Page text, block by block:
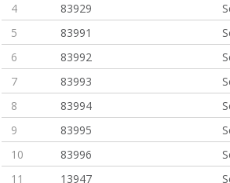
4 83929
5 83991
6 83992
7 83993
8 83994
9 83995
10 83996
11 13947